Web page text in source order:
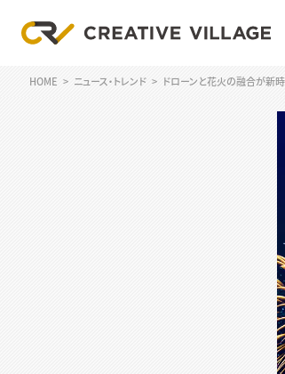
HOME ニュース・トレンド ドローンと花火の融合が新